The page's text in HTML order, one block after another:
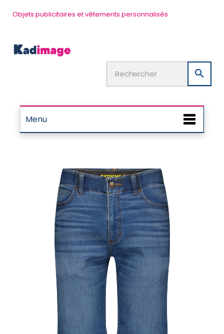
Objets publicitaires et vêtements personnalisés

Menu